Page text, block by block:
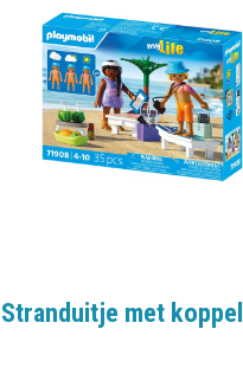
Stranduitje met koppel